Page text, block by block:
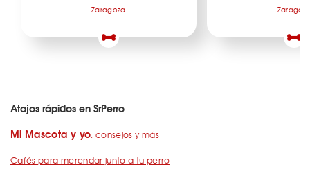
Zaragoza
Atajos rápidos en SrPerro
Mi Mascota y yo: consejos y más
Cafés para merendar junto a tu perro